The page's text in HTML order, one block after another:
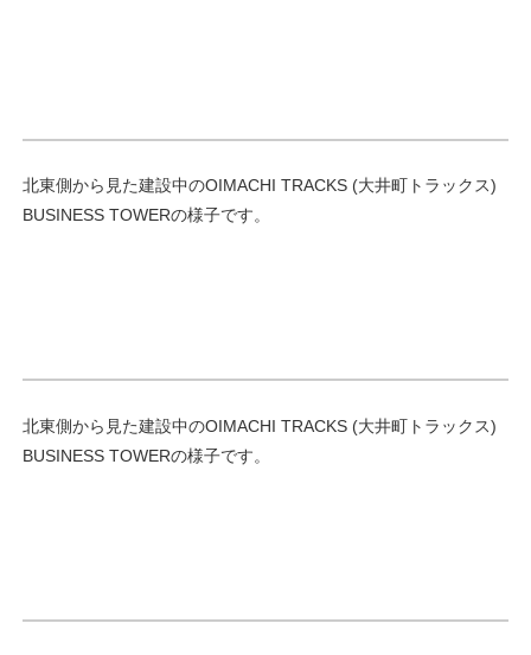
北東側から見た建設中のOIMACHI TRACKS (大井町トラックス)
BUSINESS TOWERの様子です。
北東側から見た建設中のOIMACHI TRACKS (大井町トラックス)
BUSINESS TOWERの様子です。